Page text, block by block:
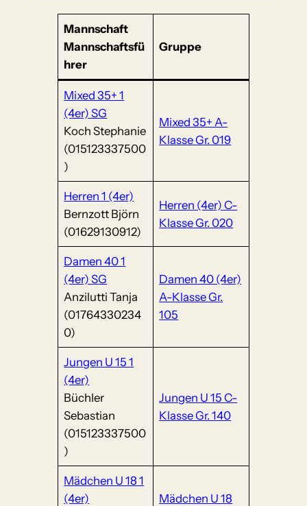
Mannschaft
Mannschaftsfü
hrer
Gruppe
Mixed 35+ 1
(4er) SG
Koch Stephanie
(015123337500
)
Mixed 35+ A-
Klasse Gr. 019
Herren 1 (4er)
Bernzott Björn
(01629130912)
Herren (4er) C-
Klasse Gr. 020
Damen 40 1
(4er) SG
Anzilutti Tanja
(01764330234
0)
Damen 40 (4er)
A-Klasse Gr.
105
Jungen U 15 1
(4er)
Büchler
Sebastian
(015123337500
)
Jungen U 15 C-
Klasse Gr. 140
Mädchen U 18 1
(4er)
Mädchen U 18